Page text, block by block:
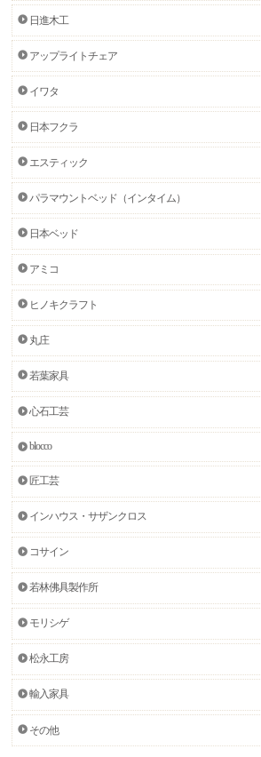
日進木工
アップライトチェア
イワタ
日本フクラ
エスティック
パラマウントベッド（インタイム）
日本ベッド
アミコ
ヒノキクラフト
丸庄
若葉家具
心石工芸
blocco
匠工芸
インハウス・サザンクロス
コサイン
若林佛具製作所
モリシゲ
松永工房
輸入家具
その他